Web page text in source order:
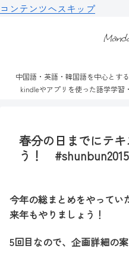
コンテンツへスキップ
中国語・英語・韓国語を中心とす
kindleやアプリを使った語学学習
春分の日までにテ
う！ #shunbun2015
今年の総まとめをやってい
来年もやりましょう！
5回目なので、企画詳細の